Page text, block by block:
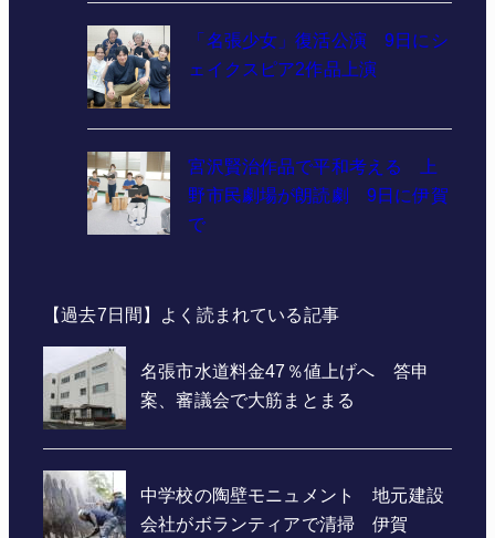
「名張少女」復活公演 9日にシ
ェイクスピア2作品上演
宮沢賢治作品で平和考える 上
野市民劇場が朗読劇 9日に伊賀
で
【過去7日間】よく読まれている記事